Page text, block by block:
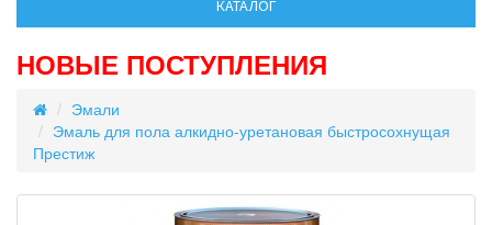
НОВЫЕ ПОСТУПЛЕНИЯ
Эмали
Эмаль для пола алкидно-уретановая быстросохнущая
Престиж